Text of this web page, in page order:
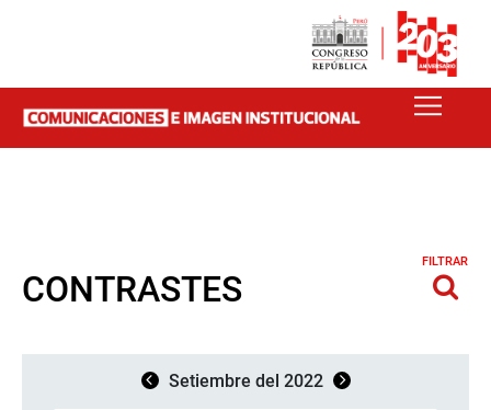
CONTRASTES
FILTRAR
Setiembre del 2022